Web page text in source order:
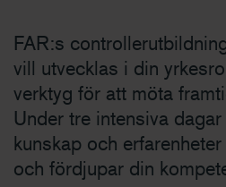
FAR:s
vill utvecklas i din
verktyg för att möta
Under tre intensiva
kunskap och
och fördjupar din